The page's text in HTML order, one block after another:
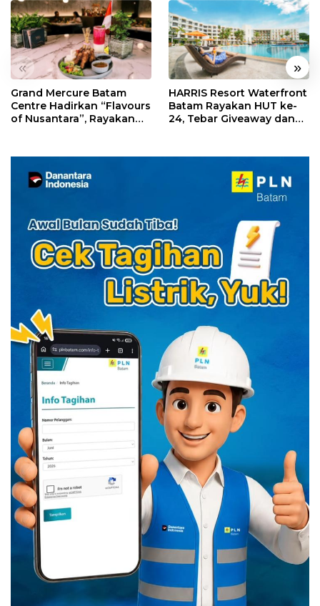
« »
Grand Mercure Batam
Centre Hadirkan “Flavours
of Nusantara”, Rayakan
HARRIS Resort Waterfront
Batam Rayakan HUT ke-
24, Tebar Giveaway dan